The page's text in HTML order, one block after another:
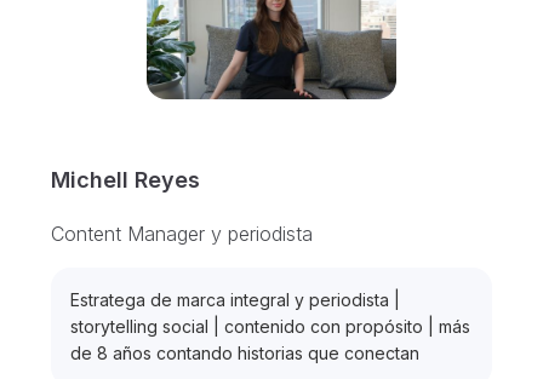
Michell Reyes
Content Manager y periodista
Estratega de marca integral y periodista |
storytelling social | contenido con propósito | más
de 8 años contando historias que conectan